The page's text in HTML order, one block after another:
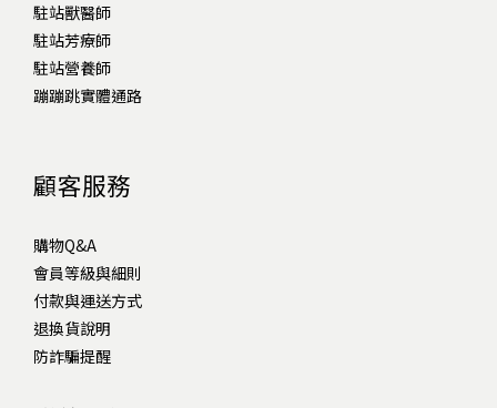
駐站獸醫師
駐站芳療師
駐站營養師
蹦蹦跳實體通路
顧客服務
購物Q&A
會員等級與細則
付款與運送方式
退換貨說明
防詐騙提醒